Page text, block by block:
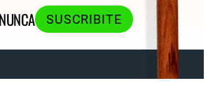
SUSCRIBITE